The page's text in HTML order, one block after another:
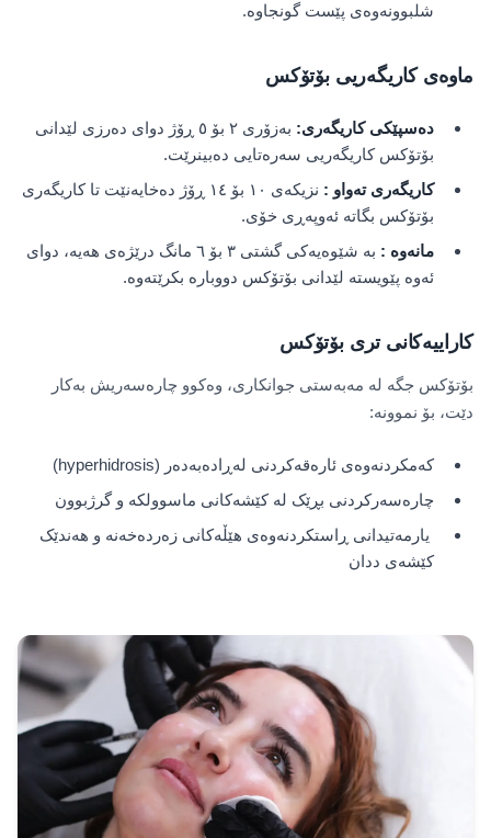
شلبوونەوەی پێست گونجاوە.
ماوەی کاریگەریی بۆتۆکس
دەسپێکی کاریگەری:
بەزۆری ٢ بۆ ٥ ڕۆژ دوای دەرزی لێدانی
بۆتۆکس کاریگەریی سەرەتایی دەبینرێت.
کاریگەری تەواو :
نزیکەی ١٠ بۆ ١٤ ڕۆژ دەخایەنێت تا کاریگەری
بۆتۆکس بگاتە ئەوپەڕی خۆی.
مانەوە :
بە شێوەیەکی گشتی ٣ بۆ ٦ مانگ درێژەی هەیە، دوای
ئەوە پێویستە لێدانی بۆتۆکس دووبارە بکرێتەوە.
کاراییەکانی تری بۆتۆکس
بۆتۆکس جگە لە مەبەستی جوانکاری، وەکوو چارەسەریش بەکار
دێت، بۆ نموونە:
کەمکردنەوەی ئارەقەکردنی لەڕادەبەدەر (hyperhidrosis)
چارەسەرکردنی بڕێک لە کێشەکانی ماسوولکە و گرژبوون
یارمەتیدانی ڕاستکردنەوەی هێڵەکانی زەردەخەنە و هەندێک
کێشەی ددان